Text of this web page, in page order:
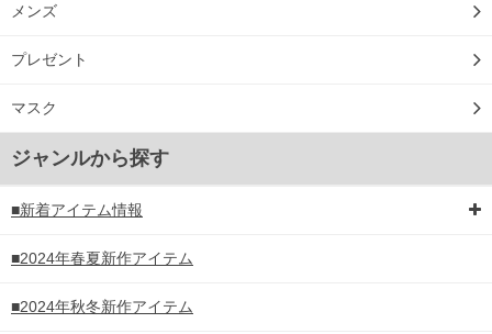
メンズ
プレゼント
マスク
ジャンルから探す
■新着アイテム情報
■2024年春夏新作アイテム
■2024年秋冬新作アイテム